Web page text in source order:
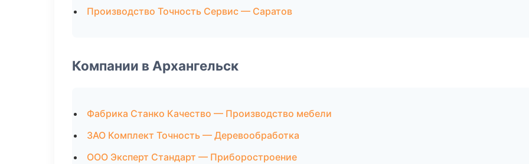
Производство Точность Сервис — Саратов
Компании в Архангельск
Фабрика Станко Качество — Производство мебели
ЗАО Комплект Точность — Деревообработка
ООО Эксперт Стандарт — Приборостроение